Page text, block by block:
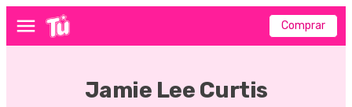
Menú Comprar
Jamie Lee Curtis